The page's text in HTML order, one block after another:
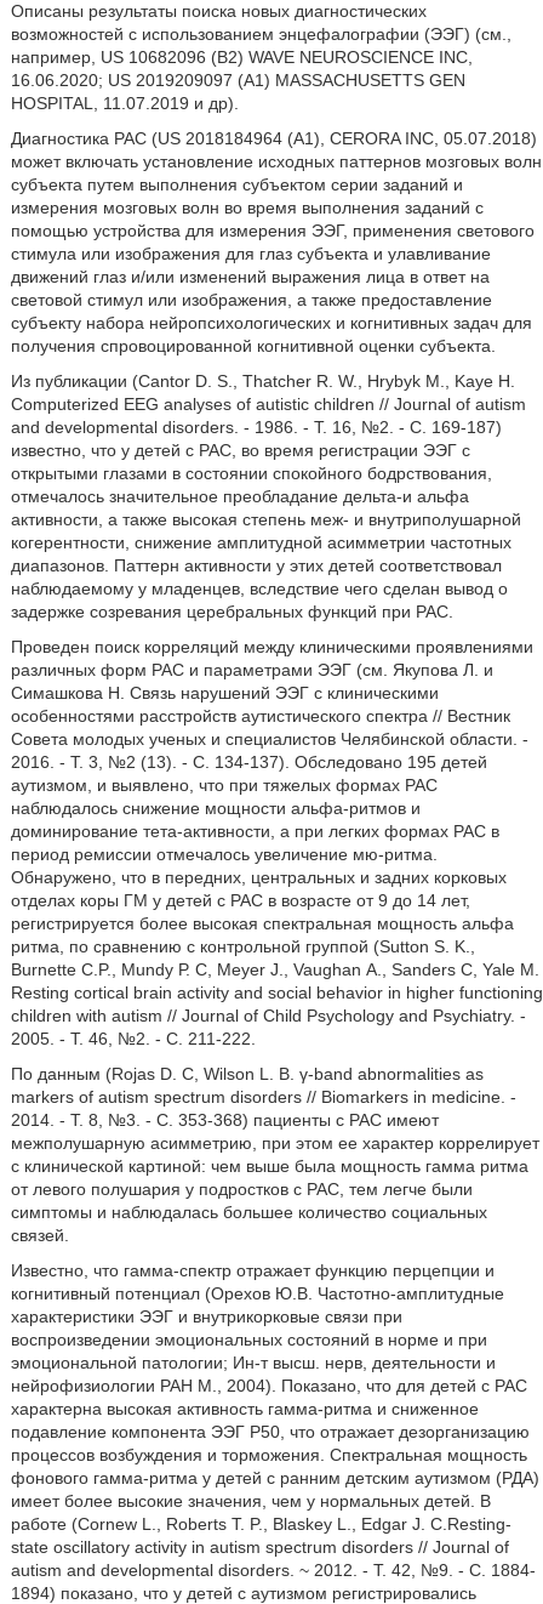
Описаны результаты поиска новых диагностических
возможностей с использованием энцефалографии (ЭЭГ) (см.,
например, US 10682096 (В2) WAVE NEUROSCIENCE INC,
16.06.2020; US 2019209097 (Α1) MASSACHUSETTS GEN
HOSPITAL, 11.07.2019 и др).
Диагностика РАС (US 2018184964 (A1), CERORA INC, 05.07.2018)
может включать установление исходных паттернов мозговых волн
субъекта путем выполнения субъектом серии заданий и
измерения мозговых волн во время выполнения заданий с
помощью устройства для измерения ЭЭГ, применения светового
стимула или изображения для глаз субъекта и улавливание
движений глаз и/или изменений выражения лица в ответ на
световой стимул или изображения, а также предоставление
субъекту набора нейропсихологических и когнитивных задач для
получения спровоцированной когнитивной оценки субъекта.
Из публикации (Cantor D. S., Thatcher R. W., Hrybyk Μ., Kaye Η.
Computerized EEG analyses of autistic children // Journal of autism
and developmental disorders. - 1986. - T. 16, №2. - C. 169-187)
известно, что у детей с РАС, во время регистрации ЭЭГ с
открытыми глазами в состоянии спокойного бодрствования,
отмечалось значительное преобладание дельта-и альфа
активности, а также высокая степень меж- и внутриполушарной
когерентности, снижение амплитудной асимметрии частотных
диапазонов. Паттерн активности у этих детей соответствовал
наблюдаемому у младенцев, вследствие чего сделан вывод о
задержке созревания церебральных функций при РАС.
Проведен поиск корреляций между клиническими проявлениями
различных форм РАС и параметрами ЭЭГ (см. Якупова Л. и
Симашкова Н. Связь нарушений ЭЭГ с клиническими
особенностями расстройств аутистического спектра // Вестник
Совета молодых ученых и специалистов Челябинской области. -
2016. - Т. 3, №2 (13). - С. 134-137). Обследовано 195 детей
аутизмом, и выявлено, что при тяжелых формах РАС
наблюдалось снижение мощности альфа-ритмов и
доминирование тета-активности, а при легких формах РАС в
период ремиссии отмечалось увеличение мю-ритма.
Обнаружено, что в передних, центральных и задних корковых
отделах коры ГМ у детей с РАС в возрасте от 9 до 14 лет,
регистрируется более высокая спектральная мощность альфа
ритма, по сравнению с контрольной группой (Sutton S. K.,
Burnette С.P., Mundy Р. С, Meyer J., Vaughan Α., Sanders С, Yale Μ.
Resting cortical brain activity and social behavior in higher functioning
children with autism // Journal of Child Psychology and Psychiatry. -
2005. - T. 46, №2. - C. 211-222.
По данным (Rojas D. C, Wilson L. B. γ-band abnormalities as
markers of autism spectrum disorders // Biomarkers in medicine. -
2014. - T. 8, №3. - C. 353-368) пациенты с РАС имеют
межполушарную асимметрию, при этом ее характер коррелирует
с клинической картиной: чем выше была мощность гамма ритма
от левого полушария у подростков с РАС, тем легче были
симптомы и наблюдалась большее количество социальных
связей.
Известно, что гамма-спектр отражает функцию перцепции и
когнитивный потенциал (Орехов Ю.В. Частотно-амплитудные
характеристики ЭЭГ и внутрикорковые связи при
воспроизведении эмоциональных состояний в норме и при
эмоциональной патологии; Ин-т высш. нерв, деятельности и
нейрофизиологии РАН М., 2004). Показано, что для детей с РАС
характерна высокая активность гамма-ритма и сниженное
подавление компонента ЭЭГ Р50, что отражает дезорганизацию
процессов возбуждения и торможения. Спектральная мощность
фонового гамма-ритма у детей с ранним детским аутизмом (РДА)
имеет более высокие значения, чем у нормальных детей. В
работе (Cornew L., Roberts Т. P., Blaskey L., Edgar J. С.Resting-
state oscillatory activity in autism spectrum disorders // Journal of
autism and developmental disorders. ~ 2012. - T. 42, №9. - C. 1884-
1894) показано, что у детей с аутизмом регистрировались